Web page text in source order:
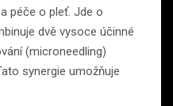
péče o pleť. Jde o
dvě vysoce účinné
(microneedling)
synergie umožňuje